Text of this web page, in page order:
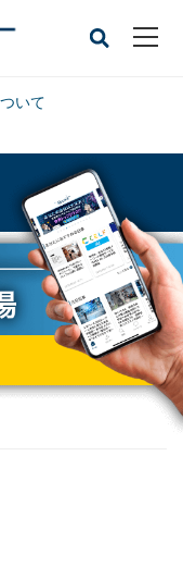
いて
する技術を開発
電池の出力低